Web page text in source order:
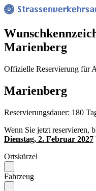
Marienberg
Offizielle Reservierung für
Marienberg
Reservierungsdauer: 180
Wenn Sie jetzt reservieren,
Dienstag, 2. Februar 2027
Ortskürzel
Fahrzeug